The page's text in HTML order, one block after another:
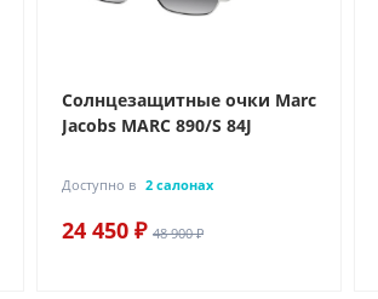
Солнцезащитные очки Marc
Jacobs MARC 890/S 84J
Доступно в 2 салонах
24 450 ₽ 48 900 ₽